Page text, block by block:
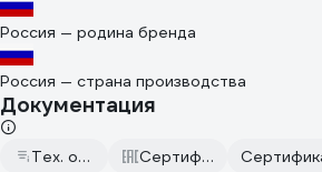
Россия — родина бренда
Россия — страна производства
Документация
Тех. описание к ВЛ-32М1 Сертификаты соответствия